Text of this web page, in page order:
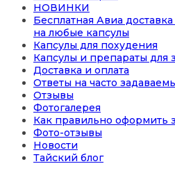
НОВИНКИ
Бесплатная Авиа
на любые капсулы
Капсулы для похудения
Капсулы и препараты для
Доставка и оплата
Ответы на часто
Отзывы
Фотогалерея
Как правильно оформить
Фото-отзывы
Новости
Тайский блог